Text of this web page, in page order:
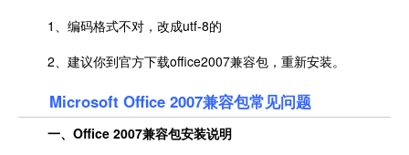
1、编码格式不对，改成utf-8的
2、建议你到官方下载office2007兼容包，重新安装。
Microsoft Office 2007兼容包常见问题
一、Office 2007兼容包安装说明